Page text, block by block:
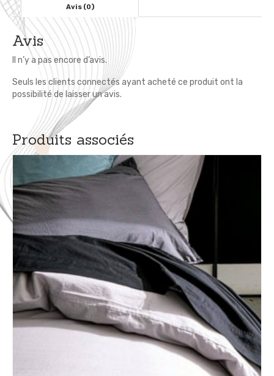
ronds
Multicolores
Avis (0)
Avis
Il n’y a pas encore d’avis.
Seuls les clients connectés ayant acheté ce produit ont la
possibilité de laisser un avis.
Produits associés